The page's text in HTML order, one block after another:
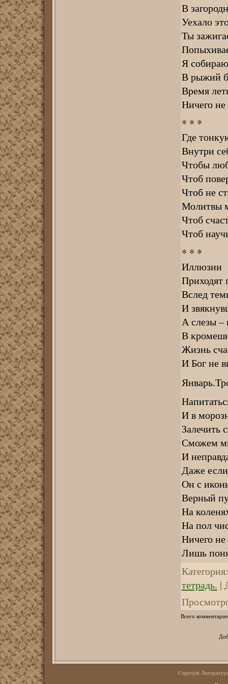
В
Уехало
Ты
Я
В рыжий
Время
Ничего не
* * *
Где
Внутри
Чтобы
Чтоб
Чтоб не
Молитвы
Чтоб
Чтоб
* * *
Иллюзии
Приходят
Вслед
И
А слезы –
В
Жизнь
И Бог не
И в
Залечить
Сможем
И
Даже
Он с
Верный
На
На пол
Ничего не
Лишь
Категория:
тетрадь. |
Всего
Copyright